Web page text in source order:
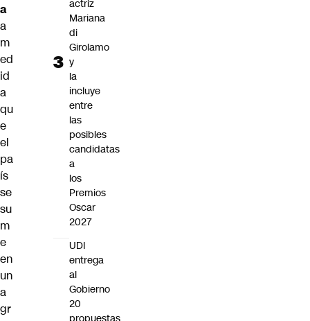
a
a
m
ed
id
a
qu
e
el
pa
ís
se
su
m
e
en
un
a
gr
actriz
Mariana
di
Girolamo
y
la
incluye
entre
las
posibles
candidatas
a
los
Premios
Oscar
2027
UDI
entrega
al
Gobierno
20
propuestas